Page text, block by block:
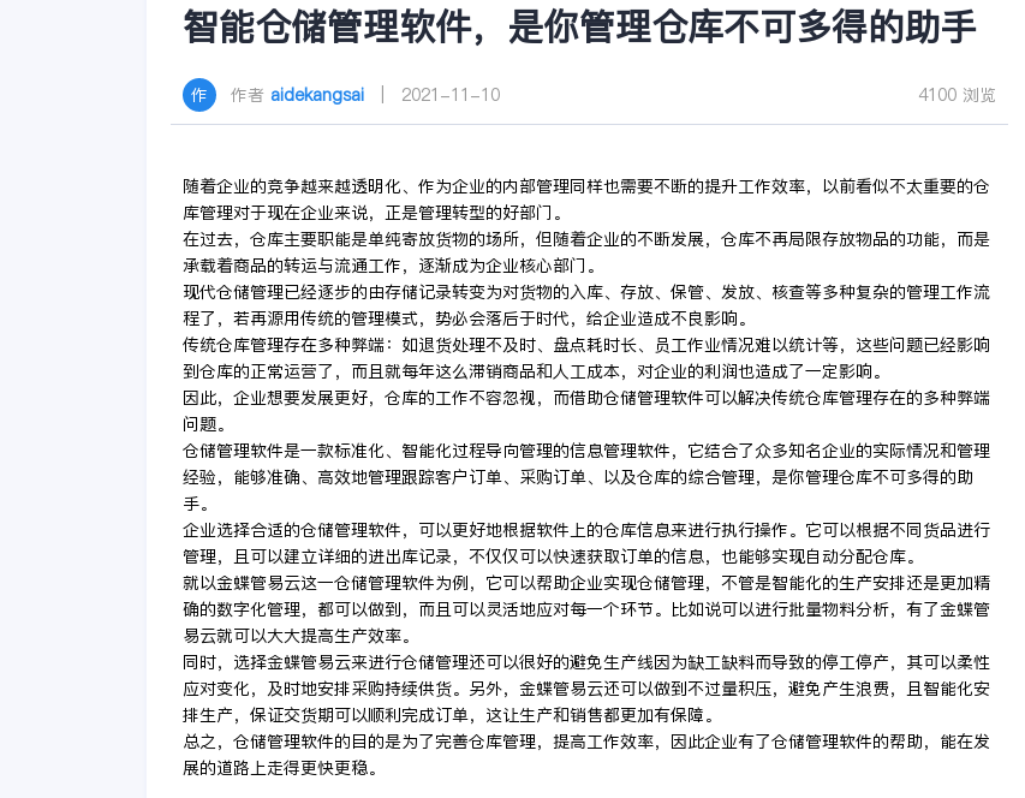
智能仓储管理软件，是你管理仓库不可多得的助手
作者 aidekangsai | 2021-11-10 4100 浏览
随着企业的竞争越来越透明化、作为企业的内部管理同样也需要不断的提升工作效率，以前看似不太重要的仓
库管理对于现在企业来说，正是管理转型的好部门。
在过去，仓库主要职能是单纯寄放货物的场所，但随着企业的不断发展，仓库不再局限存放物品的功能，而是
承载着商品的转运与流通工作，逐渐成为企业核心部门。
现代仓储管理已经逐步的由存储记录转变为对货物的入库、存放、保管、发放、核查等多种复杂的管理工作流
程了，若再源用传统的管理模式，势必会落后于时代，给企业造成不良影响。
传统仓库管理存在多种弊端：如退货处理不及时、盘点耗时长、员工作业情况难以统计等，这些问题已经影响
到仓库的正常运营了，而且就每年这么滞销商品和人工成本，对企业的利润也造成了一定影响。
因此，企业想要发展更好，仓库的工作不容忽视，而借助仓储管理软件可以解决传统仓库管理存在的多种弊端
问题。
仓储管理软件是一款标准化、智能化过程导向管理的信息管理软件，它结合了众多知名企业的实际情况和管理
经验，能够准确、高效地管理跟踪客户订单、采购订单、以及仓库的综合管理，是你管理仓库不可多得的助
手。
企业选择合适的仓储管理软件，可以更好地根据软件上的仓库信息来进行执行操作。它可以根据不同货品进行
管理，且可以建立详细的进出库记录，不仅仅可以快速获取订单的信息，也能够实现自动分配仓库。
就以金蝶管易云这一仓储管理软件为例，它可以帮助企业实现仓储管理，不管是智能化的生产安排还是更加精
确的数字化管理，都可以做到，而且可以灵活地应对每一个环节。比如说可以进行批量物料分析，有了金蝶管
易云就可以大大提高生产效率。
同时，选择金蝶管易云来进行仓储管理还可以很好的避免生产线因为缺工缺料而导致的停工停产，其可以柔性
应对变化，及时地安排采购持续供货。另外，金蝶管易云还可以做到不过量积压，避免产生浪费，且智能化安
排生产，保证交货期可以顺利完成订单，这让生产和销售都更加有保障。
总之，仓储管理软件的目的是为了完善仓库管理，提高工作效率，因此企业有了仓储管理软件的帮助，能在发
展的道路上走得更快更稳。